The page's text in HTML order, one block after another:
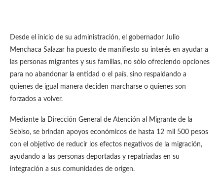
Desde el inicio de su administración, el gobernador Julio
Menchaca Salazar ha puesto de manifiesto su interés en ayudar a
las personas migrantes y sus familias, no sólo ofreciendo opciones
para no abandonar la entidad o el país, sino respaldando a
quienes de igual manera deciden marcharse o quienes son
forzados a volver.
Mediante la Dirección General de Atención al Migrante de la
Sebiso, se brindan apoyos económicos de hasta 12 mil 500 pesos
con el objetivo de reducir los efectos negativos de la migración,
ayudando a las personas deportadas y repatriadas en su
integración a sus comunidades de origen.